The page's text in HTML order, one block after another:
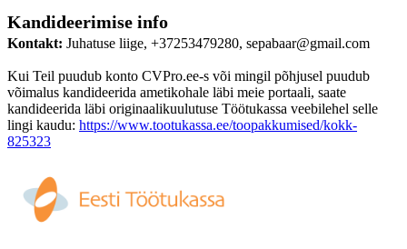
Kandideerimise info
Kontakt: Juhatuse liige, +37253479280, sepabaar@gmail.com
Kui Teil puudub konto CVPro.ee-s või mingil põhjusel puudub
võimalus kandideerida ametikohale läbi meie portaali, saate
kandideerida läbi originaalikuulutuse Töötukassa veebilehel selle
lingi kaudu: https://www.tootukassa.ee/toopakkumised/kokk-
825323